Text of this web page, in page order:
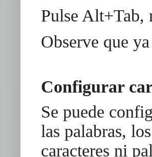
Pulse Alt+Tab,
Observe que
Configurar
Se puede
las palabras,
caracteres ni